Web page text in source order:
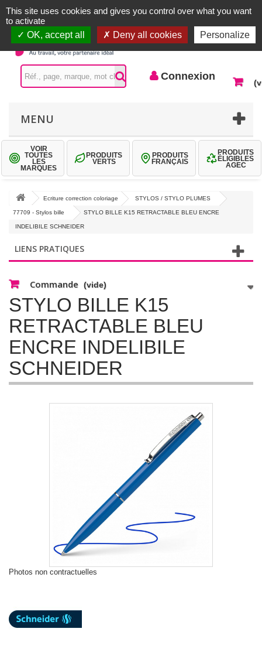
Contactez-nous
Connexion
MENU
VOIR
TOUTES
LES
MARQUES
PRODUITS
VERTS
PRODUITS
FRANÇAIS
PRODUITS
ÉLIGIBLES
AGEC
Ecriture correction coloriage STYLOS / STYLO PLUMES
77709 - Stylos bille STYLO BILLE K15 RETRACTABLE BLEU ENCRE
INDELIBILE SCHNEIDER
LIENS PRATIQUES
Commande (vide)
STYLO BILLE K15
RETRACTABLE BLEU
ENCRE INDELIBILE
SCHNEIDER
Photos non contractuelles
This site uses cookies and gives you control over what you want
to activate
OK, accept all
Deny all cookies Personalize